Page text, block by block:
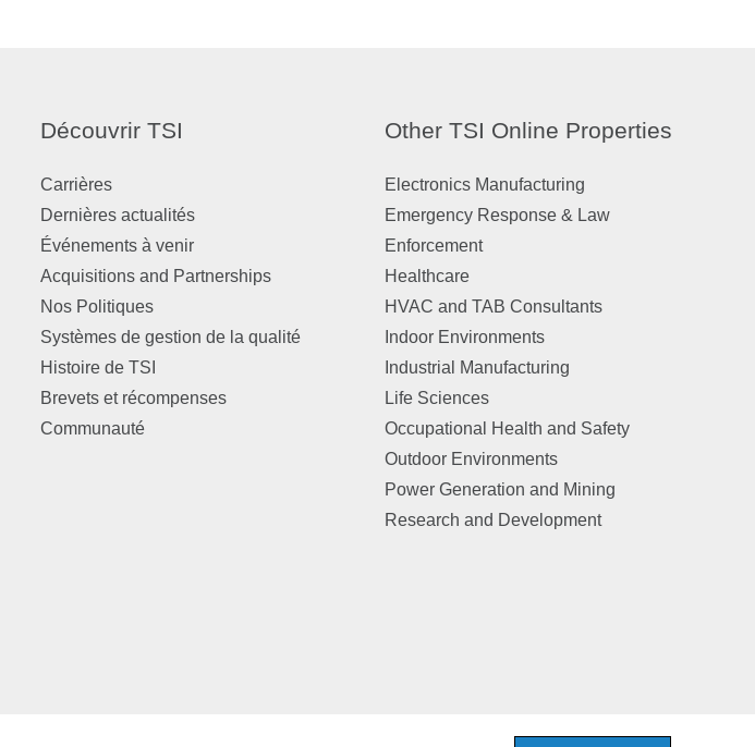
Découvrir TSI
Carrières
Dernières actualités
Événements à venir
Acquisitions and Partnerships
Nos Politiques
Systèmes de gestion de la qualité
Histoire de TSI
Brevets et récompenses
Communauté
Other TSI Online Properties
Electronics Manufacturing
Emergency Response & Law
Enforcement
Healthcare
HVAC and TAB Consultants
Indoor Environments
Industrial Manufacturing
Life Sciences
Occupational Health and Safety
Outdoor Environments
Power Generation and Mining
Research and Development